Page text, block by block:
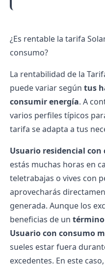
¿Es rentable la tarifa
consumo?
La rentabilidad de la
puede variar según tus
consumir energía. A
varios perfiles típicos
tarifa se adapta a tus
Usuario residencial
estás muchas horas en
teletrabajas o vives con
aprovecharás
generada. Aunque los
beneficias de un
Usuario con consumo
sueles estar fuera
excedentes. En este